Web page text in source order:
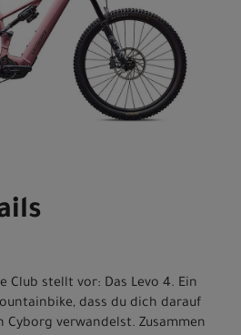
Club stellt vor: Das Levo 4. Ein
dass du dich darauf
Cyborg verwandelst. Zusammen